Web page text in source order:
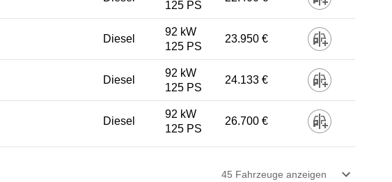
125 PS
Diesel
92 kW
125 PS
23.950 €
Diesel
92 kW
125 PS
24.133 €
Diesel
92 kW
125 PS
26.700 €
45 Fahrzeuge anzeigen